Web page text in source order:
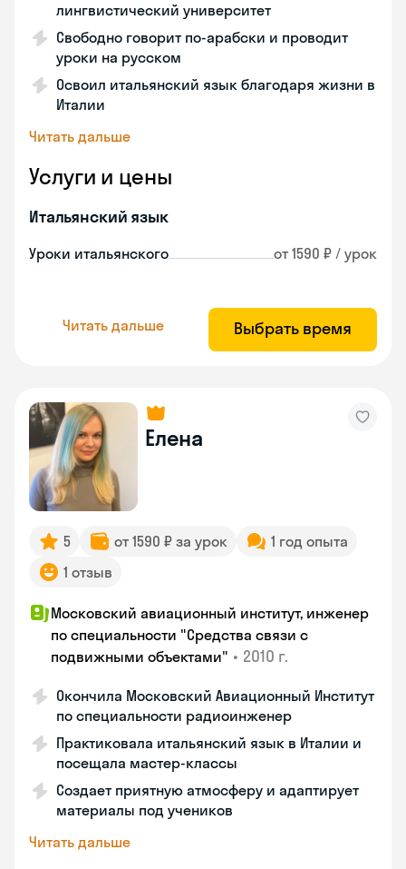
лингвистический университет
Свободно говорит по-арабски и проводит
уроки на русском
Освоил итальянский язык благодаря жизни в
Италии
Читать дальше
Услуги и цены
Итальянский язык
Уроки итальянского от 1590 ₽ / урок
Читать дальше Выбрать время
Елена
5 от 1590 ₽ за урок
1 год опыта
1 отзыв
Московский авиационный институт, инженер
по специальности "Средства связи с
подвижными объектами" • 2010 г.
Окончила Московский Авиационный Институт
по специальности радиоинженер
Практиковала итальянский язык в Италии и
посещала мастер-классы
Создает приятную атмосферу и адаптирует
материалы под учеников
Читать дальше